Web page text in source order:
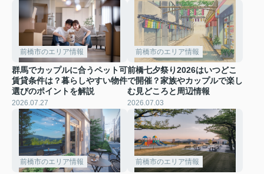
前橋市のエリア情報
群馬でカップルに合うペット可
賃貸条件は？暮らしやすい物件
選びのポイントを解説
2026.07.27
前橋市のエリア情報
前橋七夕祭り2026はいつどこ
で開催？家族やカップルで楽し
む見どころと周辺情報
2026.07.03
前橋市のエリア情報 前橋市のエリア情報